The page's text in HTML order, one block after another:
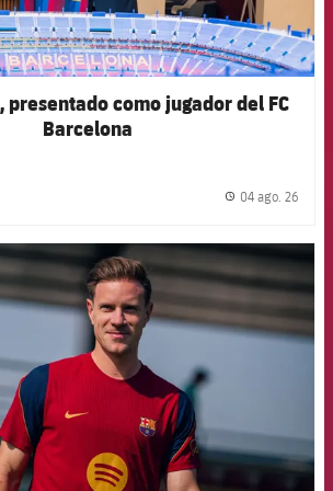
presentado como jugador del FC
Barcelona
04 ago. 26
FCB Barcelona badge